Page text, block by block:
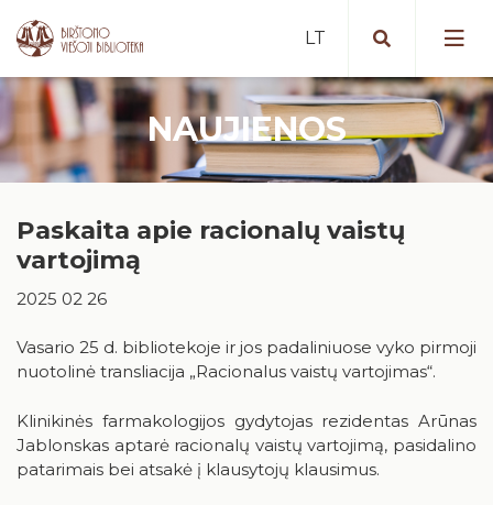
Portalas iBiblioteka.lt
Periodiniai leidiniai (2025 m. )
Bibliografinė Lietuvos periodinės
spaudos straipsnių bazė
Portalas „E. paveldas“
Apdovanotų ir apdovanojimams
nominuotų knygų katalogas
Teminės knygų rekomendacijos
Mokamos paslaugos
Nuotolinės paslaugos
Mokymai ir konsultacijos
Vykdomi projektai
Vykdyti projektai
Birštone minėtinos sukaktys
Iš karališkojo Birštono praeities
Stanislovas Moravskis
Kraštotyros dokumentų fondas
Naujienos/Renginiai
Edukaciniai užsiėmimai
NAUJIENOS
Paskaita apie racionalų vaistų
vartojimą
2025 02 26
Vasario 25 d. bibliotekoje ir jos padaliniuose vyko pirmoji
nuotolinė transliacija „Racionalus vaistų vartojimas“.
Klinikinės farmakologijos gydytojas rezidentas Arūnas
Jablonskas aptarė racionalų vaistų vartojimą, pasidalino
patarimais bei atsakė į klausytojų klausimus.